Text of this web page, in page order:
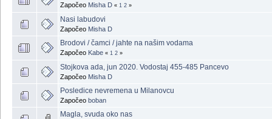
Započeo Misha D « 1 2 »
Nasi labudovi
Započeo Misha D
Brodovi / čamci / jahte na našim vodama
Započeo Kabe « 1 2 »
Stojkova ada, jun 2020. Vodostaj 455-485 Pancevo
Započeo Misha D
Posledice nevremena u Milanovcu
Započeo boban
Magla, svuda oko nas